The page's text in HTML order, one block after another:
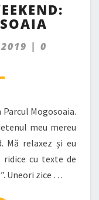
| Comments
0
Mogosoaia.
meu mereu
Mă relaxez și eu
ridice cu texte de
Uneori zice …